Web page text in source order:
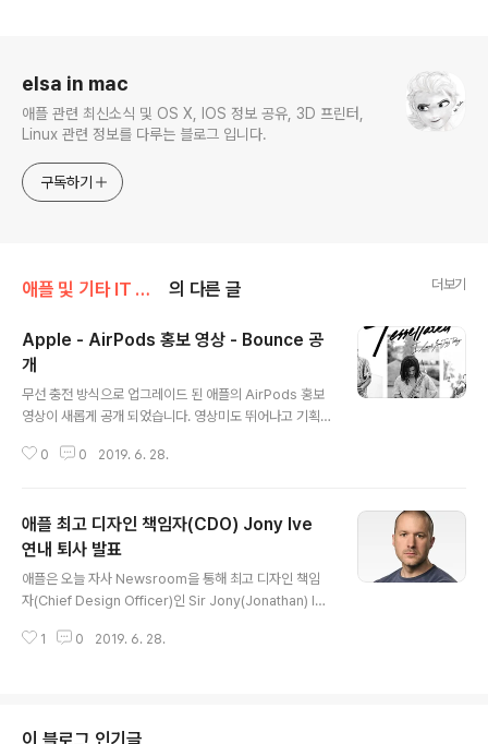
elsa in mac
애플 관련 최신소식 및 OS X, IOS 정보 공유, 3D 프린터,
Linux 관련 정보를 다루는 블로그 입니다.
구독하기
애플 및 기타 IT 소식/애플 관련 소식 의 다른 글 더보기
Apple - AirPods 홍보 영상 - Bounce 공
개
무선 충전 방식으로 업그레이드 된 애플의 AirPods 홍보
영상이 새롭게 공개 되었습니다. 영상미도 뛰어나고 기획
영상의 BGM은 자마이카 출신의 뮤지션인 Tessellated
라이터로 활동을 하고 있으며, 레케, 힙합, 제즈를 넘나드는
광범위한 음악 스타일을 추구 하는 아티스트로 이 곡은 그
가 Orlando에 위치한 대학에 다닐 당시, 하루 밤 사이에
만든 곡이라고 합니다. 당시 나이는 18살.. 원곡 자체가 1분
45초로 매우 짧지만 매우 피아노 선율이 리드해서 정제된
느낌을 주면서도 힙합 고유의 감각적 리듬이..
0 0 2019. 6. 28.
애플 최고 디자인 책임자(CDO) Jony Ive
연내 퇴사 발표
애플은 오늘 자사 Newsroom을 통해 최고 디자인 책임
자(Chief Design Officer)인 Sir Jony(Jonathan) Ive
플에 입사했지만, 초창기에는 크게 주목받지는 못했었습니
e가 디자인했고, 이 제품이 큰 호응을 받으면서, 서서히 이
1 0 2019. 6. 28.
이 블로그 인기글